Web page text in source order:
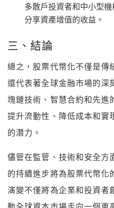
多散戶投資者和中小型
分享資產增值的收益。
三、結論
總之，股票代幣化不僅是傳
還代表著全球金融市場的深
塊鏈技術、智慧合約和先進
提升流動性、降低成本和實
的潛力。
儘管在監管、技術和安全方
的持續進步將為股票代幣化
演變不僅將為企業和投資者